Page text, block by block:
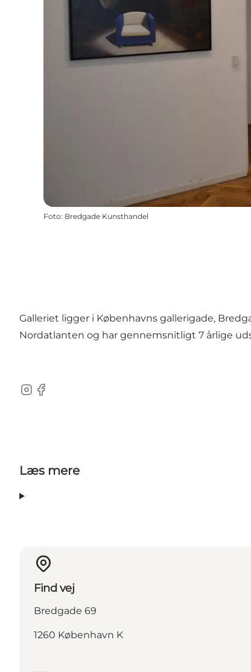
Foto: Bredgade Kunsthandel
Galleriet ligger i Københavns gallerigade,
Nordatlanten og har gennemsnitligt 7 årlige
Instagram
Facebook
Læs mere
Find vej
Bredgade 69
1260 København K